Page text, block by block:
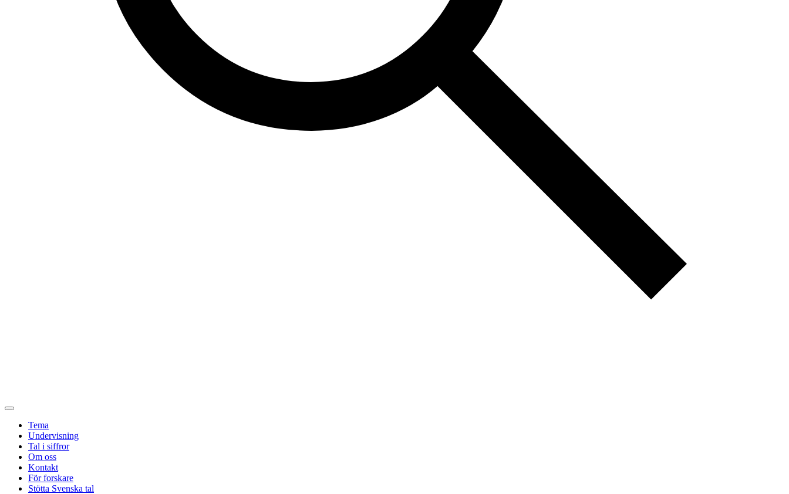
Tema
Undervisning
Tal i siffror
Om oss
Kontakt
För forskare
Stötta Svenska tal